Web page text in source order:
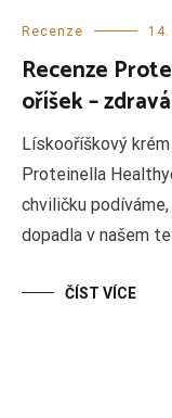
Recenze
Recenze
oříšek –
Lískooříškový
Proteinella
chviličku
dopadla v našem
ČÍST VÍCE